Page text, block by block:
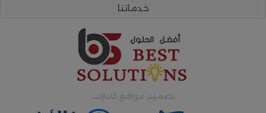
خدماتنا
تصميم مواقع الانترنت